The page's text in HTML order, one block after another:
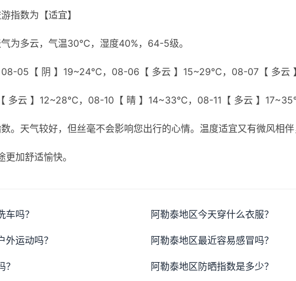
指数为【适宜】
为多云，气温30℃，湿度40%，64-5级。
08-05【 阴 】19~24℃，08-06【 多云 】15~29℃，08-07【 多云
多云 】12~28℃，08-10【 晴 】14~33℃，08-11【 多云 】
。天气较好，但丝毫不会影响您出行的心情。温度适宜又有微风相
加舒适愉快。
车吗？ 阿勒泰地区今天穿什么衣服？
外运动吗？ 阿勒泰地区最近容易感冒吗？
阿勒泰地区防晒指数是多少？